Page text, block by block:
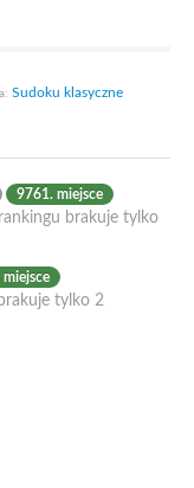
Sudoku klasyczne
9761. miejsce
brakuje tylko
miejsce
tylko 2